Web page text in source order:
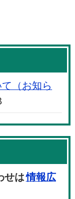
（お知ら
せは情報広